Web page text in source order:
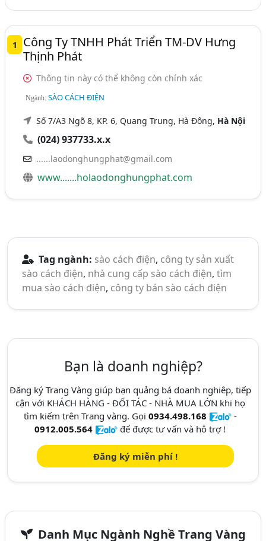
1
Công Ty TNHH Phát Triển TM-DV Hưng
Thịnh Phát
Thông tin này có thể không còn chính xác
Ngành:SÀO CÁCH ĐIỆN
Số 7/A3 Ngõ 8, KP. 6, Quang Trung, Hà Đông, Hà Nội
(024) 937733.x.x
......laodonghungphat@gmail.com
www.......holaodonghungphat.com
Tag ngành: sào cách điện, công ty sản xuất
sào cách điện, nhà cung cấp sào cách điện, tìm
mua sào cách điện, công ty bán sào cách điện
Bạn là doanh nghiệp?
Đăng ký Trang Vàng giúp bạn quảng bá doanh nghiêp, tiếp
cận với KHÁCH HÀNG - ĐỐI TÁC - NHÀ MUA LỚN khi họ
tìm kiếm trên Trang vàng. Gọi 0934.498.168
-
0912.005.564
để được tư vấn và hỗ trợ !
Đăng ký miễn phí !
Danh Mục Ngành Nghề Trang Vàng